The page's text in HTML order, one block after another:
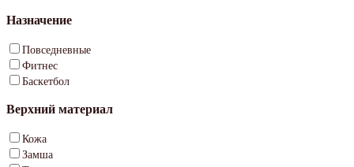
Назначение
Повседневные
Фитнес
Баскетбол
Верхний материал
Кожа
Замша